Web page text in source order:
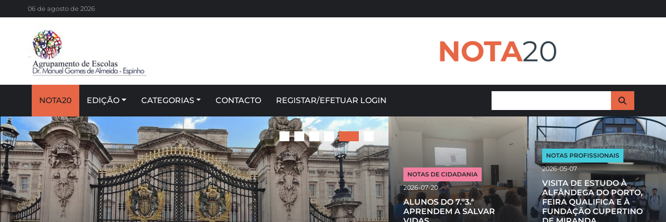
06 de agosto de 2026
NOTA20
NOTA20 EDIÇÃO CATEGORIAS CONTACTO REGISTAR/EFETUAR LOGIN
NOTAS DE CIDADANIA
2026-07-20
ALUNOS DO 7.º3.ª
APRENDEM A SALVAR
NOTAS PROFISSIONAIS
2026-05-07
VISITA DE ESTUDO À
ALFÂNDEGA DO PORTO,
FEIRA QUALIFICA E À
FUNDAÇÃO CUPERTINO